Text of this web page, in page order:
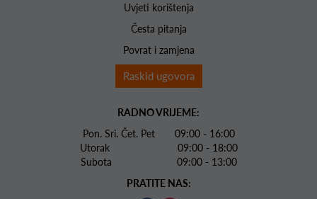
Uvjeti korištenja
Česta pitanja
Povrat i zamjena
Raskid ugovora
RADNO VRIJEME:
Pon. Sri. Čet. Pet 09:00 - 16:00
Utorak 09:00 - 18:00
Subota 09:00 - 13:00
PRATITE NAS: